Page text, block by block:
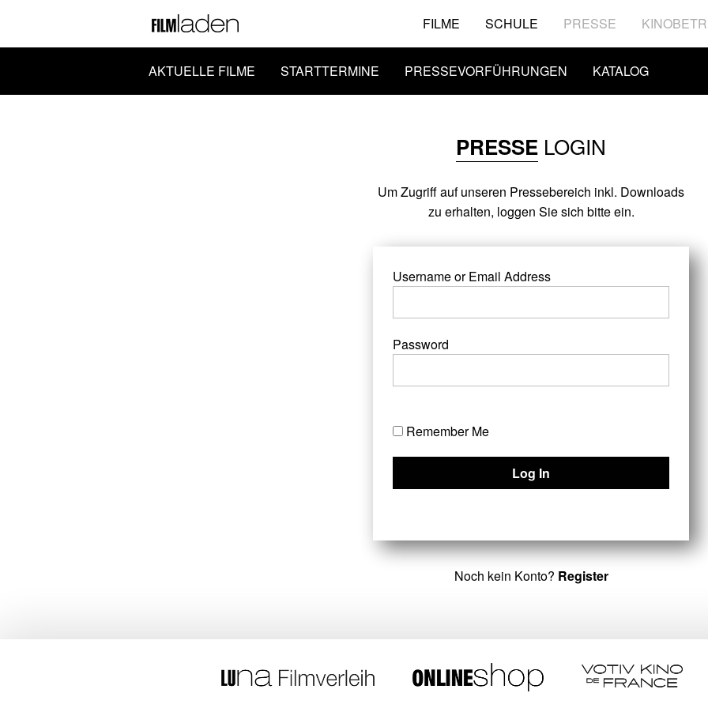
FILME SCHULE PRESSE
AKTUELLE FILME STARTTERMINE PRESSEVORFÜHRUNGEN KATALOG
PRESSE LOGIN
Um Zugriff auf unseren Pressebereich inkl. Downloads
zu erhalten, loggen Sie sich bitte ein.
Username or Email Address
Password
Remember Me
Noch kein Konto? Register